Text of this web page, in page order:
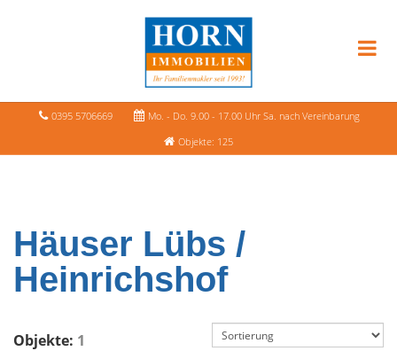
0395 5706669
Mo. - Do. 9.00 - 17.00 Uhr Sa. nach Vereinbarung
Objekte: 125
Häuser Lübs /
Heinrichshof
Objekte: 1